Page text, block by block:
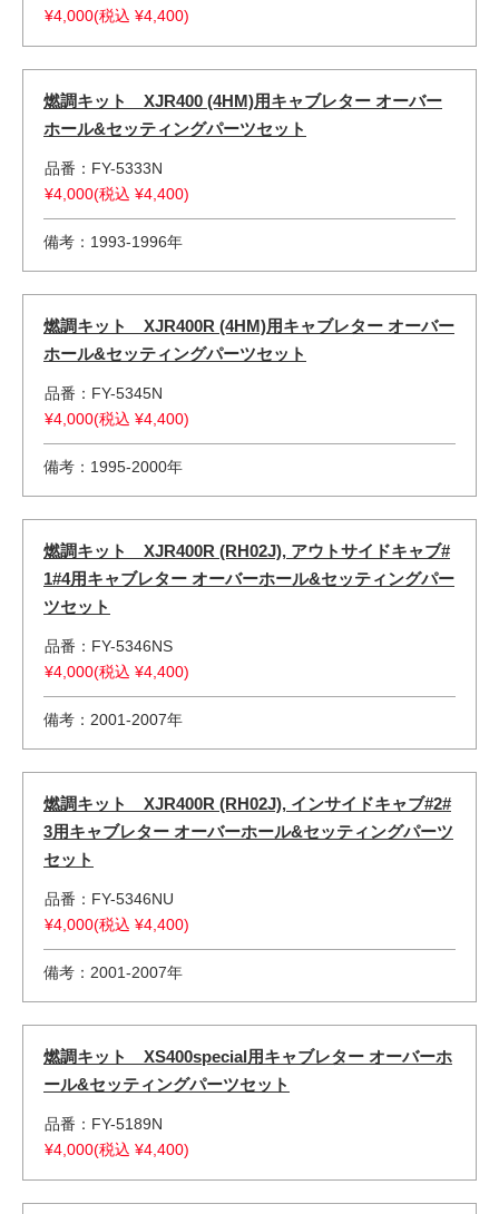
¥4,000(税込 ¥4,400)
燃調キット XJR400 (4HM)用キャブレター オーバー
ホール&セッティングパーツセット
品番：FY-5333N
¥4,000(税込 ¥4,400)
備考：1993-1996年
燃調キット XJR400R (4HM)用キャブレター オーバー
ホール&セッティングパーツセット
品番：FY-5345N
¥4,000(税込 ¥4,400)
備考：1995-2000年
燃調キット XJR400R (RH02J), アウトサイドキャブ#
1#4用キャブレター オーバーホール&セッティングパー
ツセット
品番：FY-5346NS
¥4,000(税込 ¥4,400)
備考：2001-2007年
燃調キット XJR400R (RH02J), インサイドキャブ#2#
3用キャブレター オーバーホール&セッティングパーツ
セット
品番：FY-5346NU
¥4,000(税込 ¥4,400)
備考：2001-2007年
燃調キット XS400special用キャブレター オーバーホ
ール&セッティングパーツセット
品番：FY-5189N
¥4,000(税込 ¥4,400)